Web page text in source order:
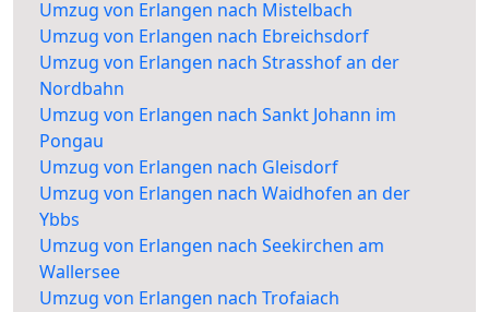
Umzug von Erlangen nach Mistelbach
Umzug von Erlangen nach Ebreichsdorf
Umzug von Erlangen nach Strasshof an der
Nordbahn
Umzug von Erlangen nach Sankt Johann im
Pongau
Umzug von Erlangen nach Gleisdorf
Umzug von Erlangen nach Waidhofen an der
Ybbs
Umzug von Erlangen nach Seekirchen am
Wallersee
Umzug von Erlangen nach Trofaiach